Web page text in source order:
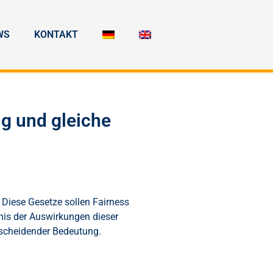
KONTAKT
und gleiche
Gesetze sollen Fairness
der Auswirkungen dieser
Bedeutung.